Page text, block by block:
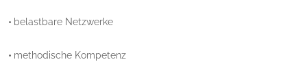
• belastbare Netzwerke
• methodische Kompetenz